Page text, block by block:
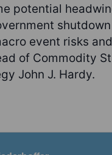
potential
event risks
of Commodity
John J. Hardy.